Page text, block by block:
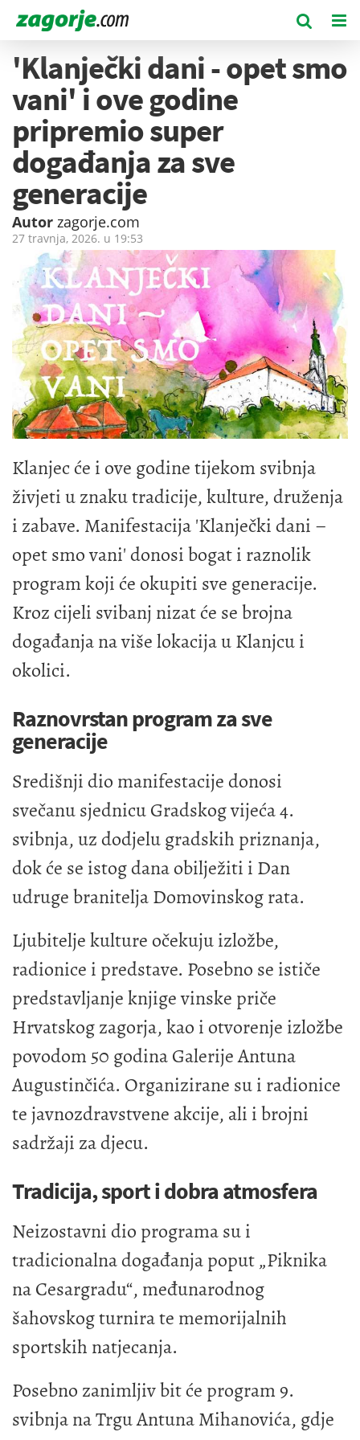
'Klanječki dani - opet smo
vani' i ove godine
pripremio super
događanja za sve
generacije
Autor zagorje.com
27 travnja, 2026. u 19:53
Klanjec će i ove godine tijekom svibnja
živjeti u znaku tradicije, kulture, druženja
i zabave. Manifestacija 'Klanječki dani –
opet smo vani' donosi bogat i raznolik
program koji će okupiti sve generacije.
Kroz cijeli svibanj nizat će se brojna
događanja na više lokacija u Klanjcu i
okolici.
Raznovrstan program za sve
generacije
Središnji dio manifestacije donosi
svečanu sjednicu Gradskog vijeća 4.
svibnja, uz dodjelu gradskih priznanja,
dok će se istog dana obilježiti i Dan
udruge branitelja Domovinskog rata.
Ljubitelje kulture očekuju izložbe,
radionice i predstave. Posebno se ističe
predstavljanje knjige vinske priče
Hrvatskog zagorja, kao i otvorenje izložbe
povodom 50 godina Galerije Antuna
Augustinčića. Organizirane su i radionice
te javnozdravstvene akcije, ali i brojni
sadržaji za djecu.
Tradicija, sport i dobra atmosfera
Neizostavni dio programa su i
tradicionalna događanja poput „Piknika
na Cesargradu“, međunarodnog
šahovskog turnira te memorijalnih
sportskih natjecanja.
Posebno zanimljiv bit će program 9.
svibnja na Trgu Antuna Mihanovića, gdje